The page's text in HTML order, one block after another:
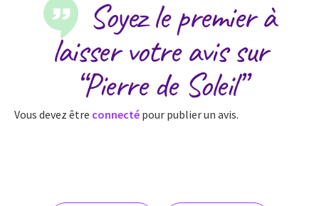
Soyez le premier à
laisser votre avis sur
“Pierre de Soleil”
Vous devez être connecté pour publier un avis.